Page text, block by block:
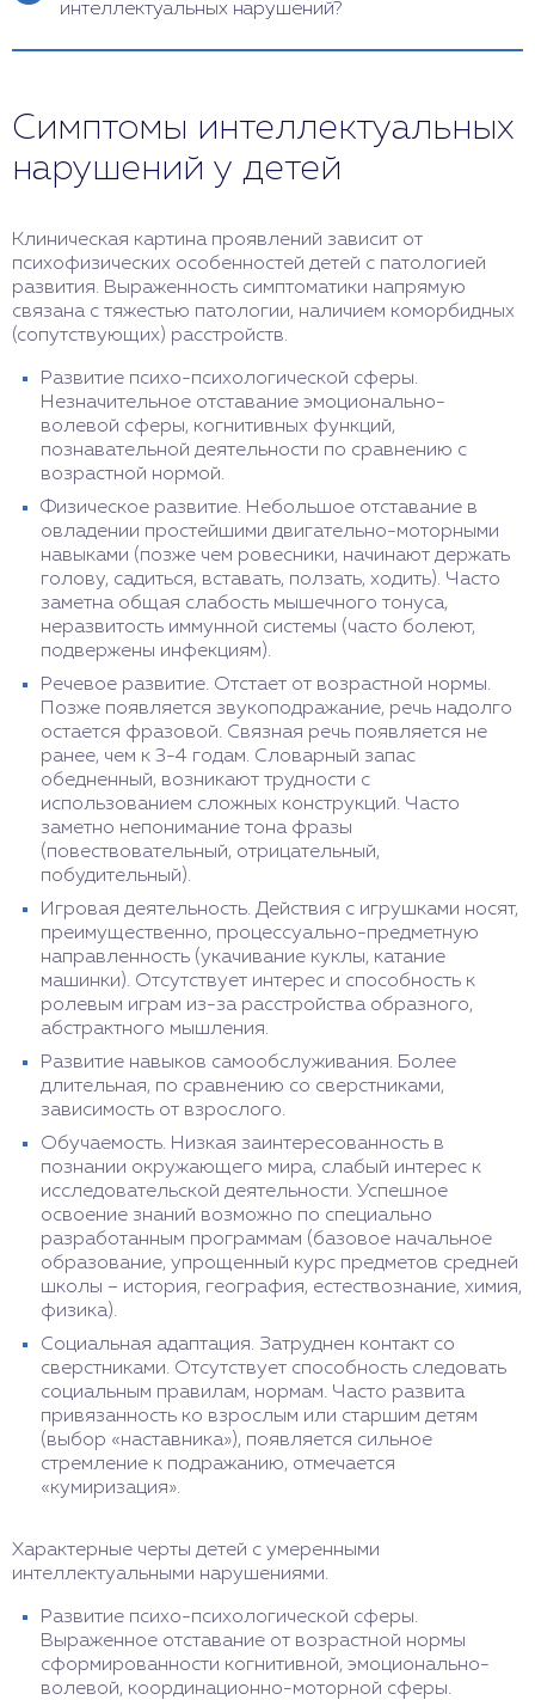
в 1 год – позднее (по сравнению со
в 2 года – трудности с удержанием внимания,
отсутствие реакции на обращение, незнание
собственного имени;
отсутствие связной речи, однотипная игровая
деятельность, проблемы с запоминанием
названий предметов, явлений, быстрая
утомляемость.
интеллектуальных нарушений?
При легкой степени отклонений, своевременно
дошкольному, младшему школьному возрасту.
Возможно обучение в школах общего профиля
или коррекционных классах (с упрощенной
в специализированных коррекционных классах.
Симптомы интеллектуальных
нарушений у детей
Клиническая картина проявлений зависит от
психофизических особенностей детей с патологией
развития. Выраженность симптоматики напрямую
связана с тяжестью патологии, наличием коморбидных
(сопутствующих) расстройств.
Развитие психо-психологической сферы.
Незначительное отставание эмоционально-
волевой сферы, когнитивных функций,
познавательной деятельности по сравнению с
возрастной нормой.
Физическое развитие. Небольшое отставание в
овладении простейшими двигательно-моторными
навыками (позже чем ровесники, начинают держать
голову, садиться, вставать, ползать, ходить). Часто
заметна общая слабость мышечного тонуса,
неразвитость иммунной системы (часто болеют,
подвержены инфекциям).
Речевое развитие. Отстает от возрастной нормы.
Позже появляется звукоподражание, речь надолго
остается фразовой. Связная речь появляется не
ранее, чем к 3-4 годам. Словарный запас
обедненный, возникают трудности с
использованием сложных конструкций. Часто
заметно непонимание тона фразы
(повествовательный, отрицательный,
побудительный).
Игровая деятельность. Действия с игрушками носят,
преимущественно, процессуально-предметную
направленность (укачивание куклы, катание
машинки). Отсутствует интерес и способность к
ролевым играм из-за расстройства образного,
абстрактного мышления.
Развитие навыков самообслуживания. Более
длительная, по сравнению со сверстниками,
зависимость от взрослого.
Обучаемость. Низкая заинтересованность в
познании окружающего мира, слабый интерес к
исследовательской деятельности. Успешное
освоение знаний возможно по специально
разработанным программам (базовое начальное
образование, упрощенный курс предметов средней
школы – история, география, естествознание, химия,
физика).
Социальная адаптация. Затруднен контакт со
сверстниками. Отсутствует способность следовать
социальным правилам, нормам. Часто развита
привязанность ко взрослым или старшим детям
(выбор «наставника»), появляется сильное
стремление к подражанию, отмечается
«кумиризация».
Характерные черты детей с умеренными
интеллектуальными нарушениями.
Развитие психо-психологической сферы.
Выраженное отставание от возрастной нормы
сформированности когнитивной, эмоционально-
волевой, координационно-моторной сферы.